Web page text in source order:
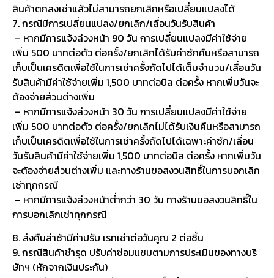
สินค้าตกลงเช่าแล้วไม่สามารถยกเลิกหรือเปลี่ยนแปลงได้
7. กรณีมีการเปลี่ยนแปลง/ยกเลิก/เลื่อนวันรับสินค้า
– หากมีการแจ้งล่วงหน้า 90 วัน การเปลี่ยนแปลงมีค่าใช้จ่าย
เพิ่ม 500 บาทต่อตัว ต่อครั้ง/ยกเลิกได้รับค่าซักคืนหรือสามารถ
เก็บเป็นเครดิตเพื่อใช้ในการเช่าครั้งถัดไปได้เต็มจำนวน/เลื่อนวัน
รับสินค้ามีค่าใช้จ่ายเพิ่ม 1,500 บาทต่อบิล ต่อครั้ง หากเพิ่มวันจะ
ต้องจ่ายส่วนต่างเพิ่ม
– หากมีการแจ้งล่วงหน้า 30 วัน การเปลี่ยนแปลงมีค่าใช้จ่าย
เพิ่ม 500 บาทต่อตัว ต่อครั้ง/ยกเลิกไม่ได้รับเงินคืนหรือสามารถ
เก็บเป็นเครดิตเพื่อใช้ในการเช่าครั้งถัดไปได้เฉพาะค่าซัก/เลื่อน
วันรับสินค้ามีค่าใช้จ่ายเพิ่ม 1,500 บาทต่อบิล ต่อครั้ง หากเพิ่มวัน
จะต้องจ่ายส่วนต่างเพิ่ม และทางร้านขอสงวนสิทธิ์ในการบอกเลิก
เช่าทุกกรณี
– หากมีการแจ้งล่วงหน้าต่ำกว่า 30 วัน ทางร้านขอสงวนสิทธิ์ใน
การบอกเลิกเช่าทุกกรณี
8. ส่งคืนล่าช้ามีค่าปรับ เรทเช่าต่อวันคูณ 2 ต่อชิ้น
9. กรณีสินค้าชำรุด ปรับค่าซ่อมแซมตามการประเมินของทางบริ
ษัทฯ (หักจากเงินประกัน)